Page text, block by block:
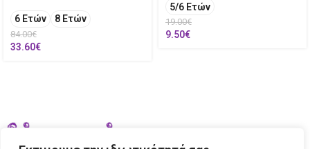
6 Ετών 8 Ετών
84.00€
33.60€
5/6 Ετών
19.00€
9.50€